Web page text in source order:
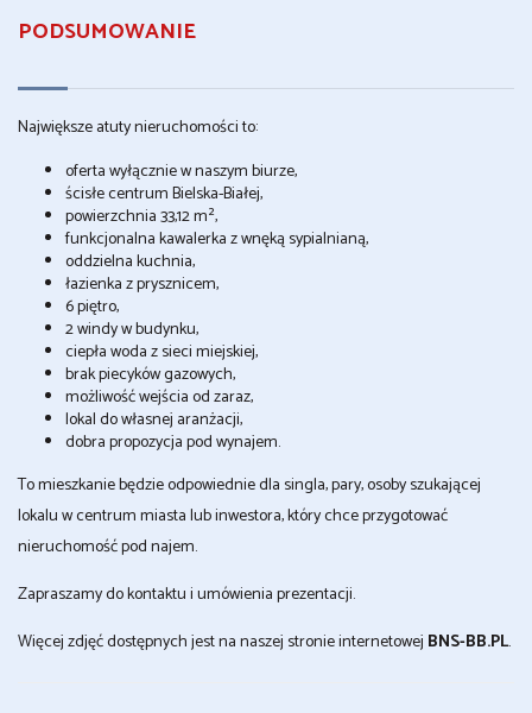
PODSUMOWANIE
Największe atuty nieruchomości to:
oferta wyłącznie w naszym biurze,
ścisłe centrum Bielska-Białej,
powierzchnia 33,12 m²,
funkcjonalna kawalerka z wnęką sypialnianą,
oddzielna kuchnia,
łazienka z prysznicem,
6 piętro,
2 windy w budynku,
ciepła woda z sieci miejskiej,
brak piecyków gazowych,
możliwość wejścia od zaraz,
lokal do własnej aranżacji,
dobra propozycja pod wynajem.
To mieszkanie będzie odpowiednie dla singla, pary, osoby szukającej
lokalu w centrum miasta lub inwestora, który chce przygotować
nieruchomość pod najem.
Zapraszamy do kontaktu i umówienia prezentacji.
Więcej zdjęć dostępnych jest na naszej stronie internetowej BNS-BB.PL.